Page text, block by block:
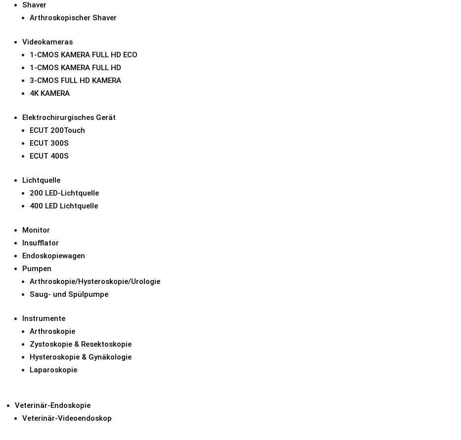
Shaver
Arthroskopischer Shaver
Videokameras
1-CMOS KAMERA FULL HD ECO
1-CMOS KAMERA FULL HD
3-CMOS FULL HD KAMERA
4K KAMERA
Elektrochirurgisches Gerät
ECUT 200Touch
ECUT 300S
ECUT 400S
Lichtquelle
200 LED-Lichtquelle
400 LED Lichtquelle
Monitor
Insufflator
Endoskopiewagen
Pumpen
Arthroskopie/Hysteroskopie/Urologie
Saug- und Spülpumpe
Instrumente
Arthroskopie
Zystoskopie & Resektoskopie
Hysteroskopie & Gynäkologie
Laparoskopie
Veterinär-Endoskopie
Veterinär-Videoendoskop